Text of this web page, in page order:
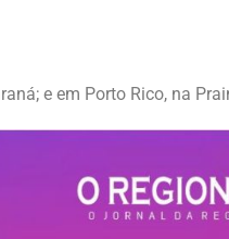
e em Porto Rico, na